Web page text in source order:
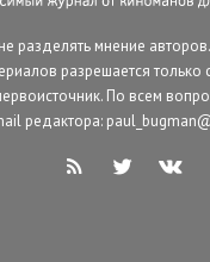
разделять мнение
разрешается только
По всем
редактора: